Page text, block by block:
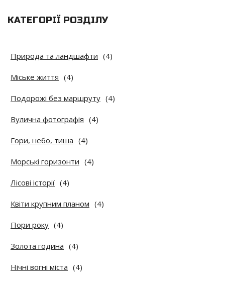
КАТЕГОРІЇ РОЗДІЛУ
Природа та ландшафти (4)
Міське життя (4)
Подорожі без маршруту (4)
Вулична фотографія (4)
Гори, небо, тиша (4)
Морські горизонти (4)
Лісові історії (4)
Квіти крупним планом (4)
Пори року (4)
Золота година (4)
Нічні вогні міста (4)